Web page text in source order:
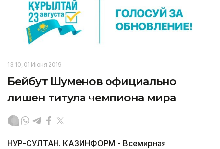
13:10, 01 Июня 2019
Бейбут Шуменов официально
лишен титула чемпиона мира
НУР-СУЛТАН. КАЗИНФОРМ - Всемирная